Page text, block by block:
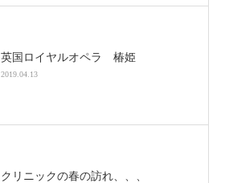
英国ロイヤルオペラ 椿姫
2019.04.13
クリニックの春の訪れ、、、